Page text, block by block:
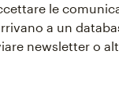
le
a un
newsletter o